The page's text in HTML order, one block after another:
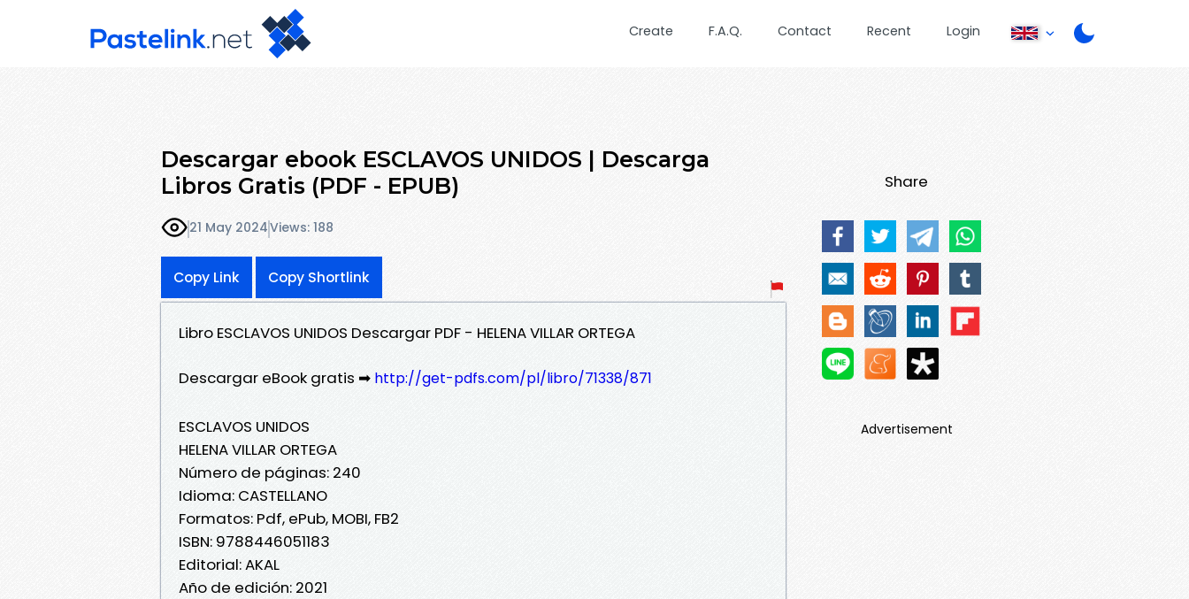
Create F.A.Q. Contact Recent Login
Descargar ebook ESCLAVOS UNIDOS | Descarga
Libros Gratis (PDF - EPUB)
21 May 2024Views: 188
Copy Link Copy Shortlink
Libro ESCLAVOS UNIDOS Descargar PDF - HELENA VILLAR ORTEGA
Descargar eBook gratis ➡ http://get-pdfs.com/pl/libro/71338/871
ESCLAVOS UNIDOS
HELENA VILLAR ORTEGA
Número de páginas: 240
Idioma: CASTELLANO
Formatos: Pdf, ePub, MOBI, FB2
ISBN: 9788446051183
Editorial: AKAL
Año de edición: 2021
Share
Advertisement